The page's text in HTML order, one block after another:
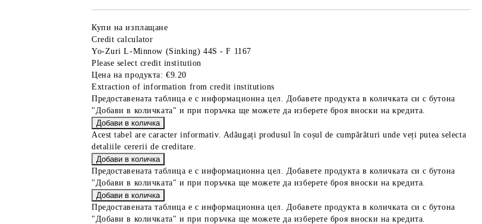
Купи на изплащане
Credit calculator
Yo-Zuri L-Minnow (Sinking) 44S - F 1167
Please select credit institution
Цена на продукта: €9.20
Extraction of information from credit institutions
Предоставената таблица е с информационна цел. Добавете продукта в количката си с бутона
"Добави в количката" и при поръчка ще можете да изберете броя вноски на кредита.
Acest tabel are caracter informativ. Adăugați produsul în coșul de cumpărături unde veți putea selecta
detaliile cererii de creditare.
Предоставената таблица е с информационна цел. Добавете продукта в количката си с бутона
"Добави в количката" и при поръчка ще можете да изберете броя вноски на кредита.
Предоставената таблица е с информационна цел. Добавете продукта в количката си с бутона
"Добави в количката" и при поръчка ще можете да изберете броя вноски на кредита.